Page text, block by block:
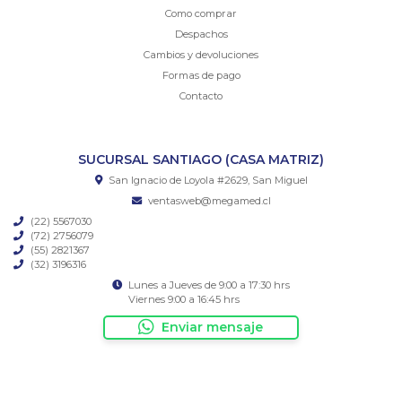
Como comprar
Despachos
Cambios y devoluciones
Formas de pago
Contacto
SUCURSAL SANTIAGO (CASA MATRIZ)
San Ignacio de Loyola #2629, San Miguel
ventasweb@megamed.cl
(22) 5567030
(72) 2756079
(55) 2821367
(32) 3196316
Lunes a Jueves de 9:00 a 17:30 hrs
Viernes 9:00 a 16:45 hrs
Enviar mensaje